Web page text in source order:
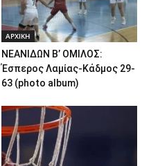
ΑΡΧΙΚΗ
ΝΕΑΝΙΔΩΝ Β’ ΟΜΙΛΟΣ:
Έσπερος Λαμίας-Κάδμος 29-
63 (photo album)